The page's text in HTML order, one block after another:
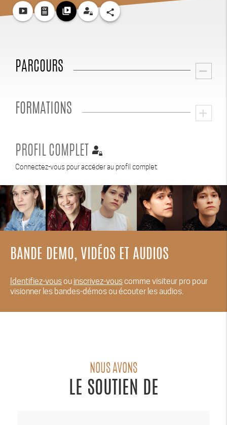
smart_display video_library share
PARCOURS remove
FORMATIONS add
PROFIL COMPLET
Connectez-vous pour accéder au profil complet
BANDE DEMO, VIDÉOS ET AUDIOS
Identifiez-vousou inscrivez-vouscomme visiteur pro pour
visionner les bandes-démos ou écouter les audios.
NOUS AVONS
LE SOUTIEN DE